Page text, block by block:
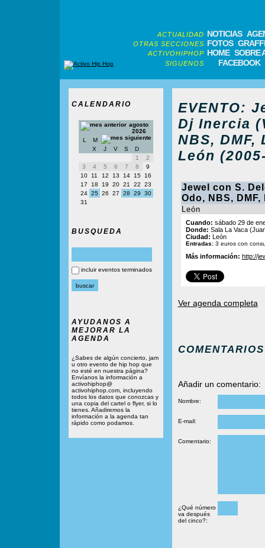
ACTUALIDAD NOTICIAS
OTRAS SECCIONES FOTOS
ACTIVOHIPHOP HOME SOBRE
SIGUENOS FACEBOOK
CALENDARIO
agosto
2026
L
M
X
J V S
D
1
2
3
4 5 6 7 8
9
10
11 12 13 14 15
16
17
18 19 20 21 22
23
24 25 26 27 28 29
30
31
BUSQUEDA
incluir eventos terminados
AYUDANOS A
MEJORAR LA
AGENDA
¿Sabes de algún concierto, jam
u otro evento de hip hop que
no esté en nuestra página?
Envíanos la información a
activohiphop@
activohiphop.com, incluyendo
todos los datos que conozcas y
una copia del cartel o flyer, si lo
tienes. Añadiremos la
información a la agenda tan
rápido como podamos.
EVENTO:
Dj Inercia
NBS, DMF,
León
Jewel con S.
Odo, NBS,
León
Cuando: sábado 29 de
Donde: Sala La Vaca
Ciudad: León
Entradas: 3 euros con
Más información: http://
Ver agenda completa
COMENTARIOS
Añadir un comentario:
Nombre:
E-mail:
Comentario:
¿Qué número
va después
del cinco?: